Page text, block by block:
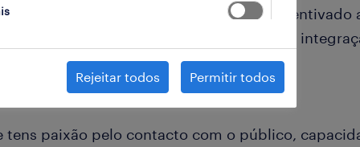
First) , onde cada colaborador é incentivado
, procura reforçar a sua estrutura com a
Team Leader da Relação Cliente.
tens paixão pelo contacto com o público,
Rejeitar todos Permitir todos